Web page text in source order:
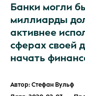
Банки могли
миллиарды
активнее
сферах своей
начать
Автор: Стефан Вульф